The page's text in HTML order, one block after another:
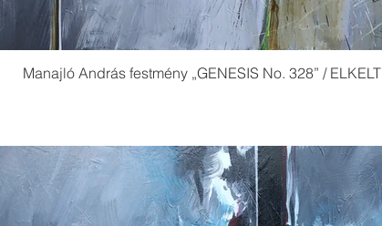
Manajló András festmény „GENESIS No. 328” / ELKELT